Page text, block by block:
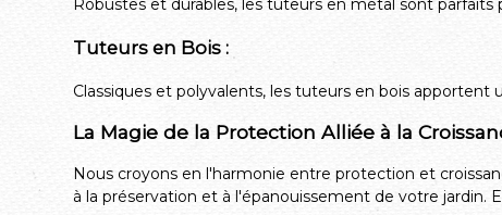
Robustes et durables, les tuteurs en métal sont
Tuteurs en Bois :
Classiques et polyvalents, les tuteurs en bois
La Magie de la Protection Alliée à la
Nous croyons en l'harmonie entre protection et
à la préservation et à l'épanouissement de votre jardin.